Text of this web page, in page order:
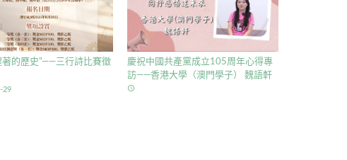
著的歷史”——三行詩比賽徵
29
慶祝中國共產黨成立105周年心得專
訪——香港大學（澳門學子） 魏語軒
access_time